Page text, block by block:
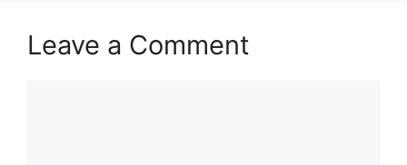
Leave a Comment